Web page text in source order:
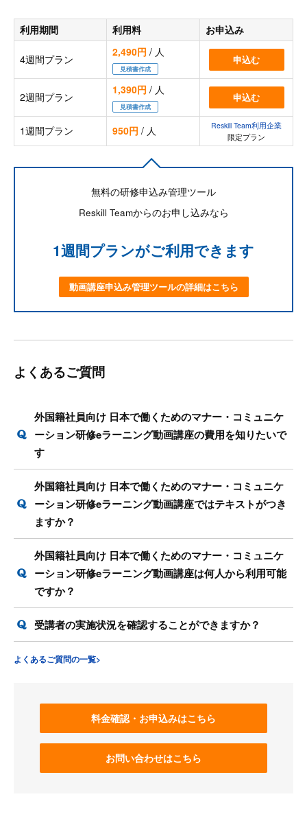
利用期間 利用料 お申込み
4週間プラン
2,490円 / 人
見積書作成
申込む
2週間プラン
1,390円 / 人
見積書作成
申込む
1週間プラン 950円 / 人
Reskill Team利用企業
限定プラン
無料の研修申込み管理ツール
Reskill Teamからのお申し込みなら
1週間プランがご利用できます
動画講座申込み管理ツールの詳細はこちら
よくあるご質問
外国籍社員向け 日本で働くためのマナー・コミュニケ
ーション研修eラーニング動画講座の費用を知りたいで
す
外国籍社員向け 日本で働くためのマナー・コミュニケ
ーション研修eラーニング動画講座ではテキストがつき
ますか？
外国籍社員向け 日本で働くためのマナー・コミュニケ
ーション研修eラーニング動画講座は何人から利用可能
ですか？
受講者の実施状況を確認することができますか？
よくあるご質問の一覧>
料金確認・お申込みはこちら
お問い合わせはこちら